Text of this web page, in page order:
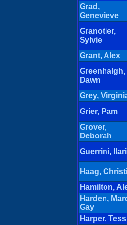
Grad,
Genevieve
Granotier,
Sylvie
Grant, Alex
Greenhalgh,
Dawn
Grey,
Grier, Pam
Grover,
Deborah
Guerrini,
Haag,
Hamilton,
Harden,
Gay
Harper, Tess